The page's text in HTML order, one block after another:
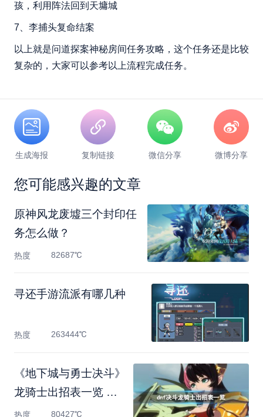
孩，利用阵法回到天墉城
7、李捕头复命结案
以上就是问道探案神秘房间任务攻略，这个任务还是比较
复杂的，大家可以参考以上流程完成任务。
生成海报 复制链接 微信分享 微博分享
您可能感兴趣的文章
原神风龙废墟三个封印任
务怎么做？
热度 82687℃
寻还手游流派有哪几种
热度 263444℃
《地下城与勇士决斗》
龙骑士出招表一览 龙
骑士
热度 80427℃